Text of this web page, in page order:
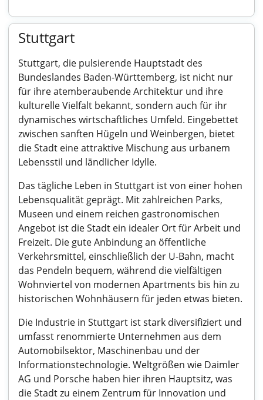
Stuttgart
Stuttgart, die pulsierende Hauptstadt des
Bundeslandes Baden-Württemberg, ist nicht nur
für ihre atemberaubende Architektur und ihre
kulturelle Vielfalt bekannt, sondern auch für ihr
dynamisches wirtschaftliches Umfeld. Eingebettet
zwischen sanften Hügeln und Weinbergen, bietet
die Stadt eine attraktive Mischung aus urbanem
Lebensstil und ländlicher Idylle.
Das tägliche Leben in Stuttgart ist von einer hohen
Lebensqualität geprägt. Mit zahlreichen Parks,
Museen und einem reichen gastronomischen
Angebot ist die Stadt ein idealer Ort für Arbeit und
Freizeit. Die gute Anbindung an öffentliche
Verkehrsmittel, einschließlich der U-Bahn, macht
das Pendeln bequem, während die vielfältigen
Wohnviertel von modernen Apartments bis hin zu
historischen Wohnhäusern für jeden etwas bieten.
Die Industrie in Stuttgart ist stark diversifiziert und
umfasst renommierte Unternehmen aus dem
Automobilsektor, Maschinenbau und der
Informationstechnologie. Weltgrößen wie Daimler
AG und Porsche haben hier ihren Hauptsitz, was
die Stadt zu einem Zentrum für Innovation und